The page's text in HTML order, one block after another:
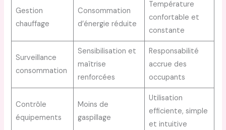
Gestion
chauffage
Consommation
d’énergie réduite
Température
confortable et
constante
Surveillance
consommation
Sensibilisation et
maîtrise
renforcées
Responsabilité
accrue des
occupants
Contrôle
équipements
Moins de
gaspillage
Utilisation
efficiente, simple
et intuitive